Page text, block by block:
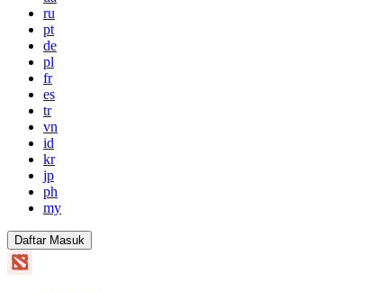
ru
pt
de
pl
fr
es
tr
vn
id
kr
jp
ph
my
Daftar Masuk